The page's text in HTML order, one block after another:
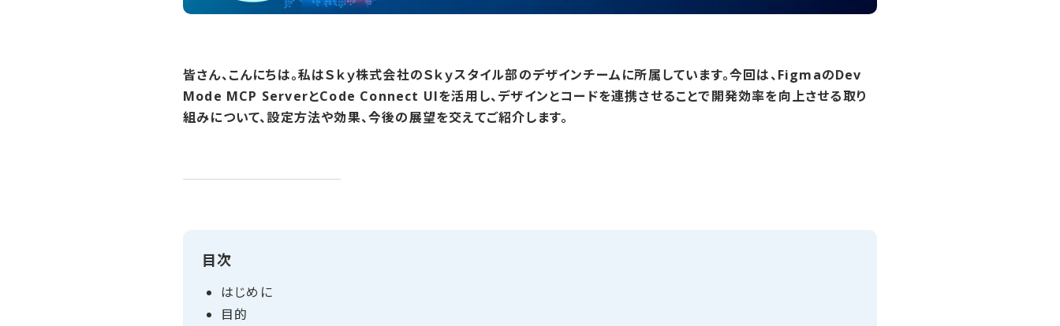
皆さん、こんにちは。私はＳｋｙ株式会社のＳｋｙスタイル部のデザインチームに所属しています。今回は、FigmaのDev
Mode MCP ServerとCode Connect UIを活用し、デザインとコードを連携させることで開発効率を向上させる取り
組みについて、設定方法や効果、今後の展望を交えてご紹介します。
目次
はじめに
目的